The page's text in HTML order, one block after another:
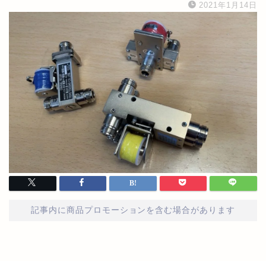
2021年1月14日
記事内に商品プロモーションを含む場合があります